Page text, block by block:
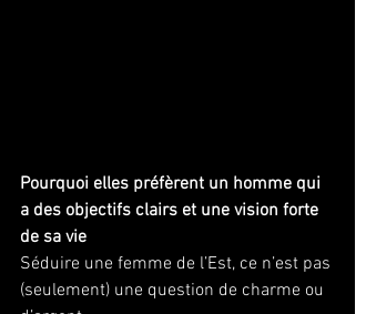
Pourquoi elles préfèrent un homme qui
a des objectifs clairs et une vision forte
de sa vie
Séduire une femme de l’Est, ce n’est pas
(seulement) une question de charme ou